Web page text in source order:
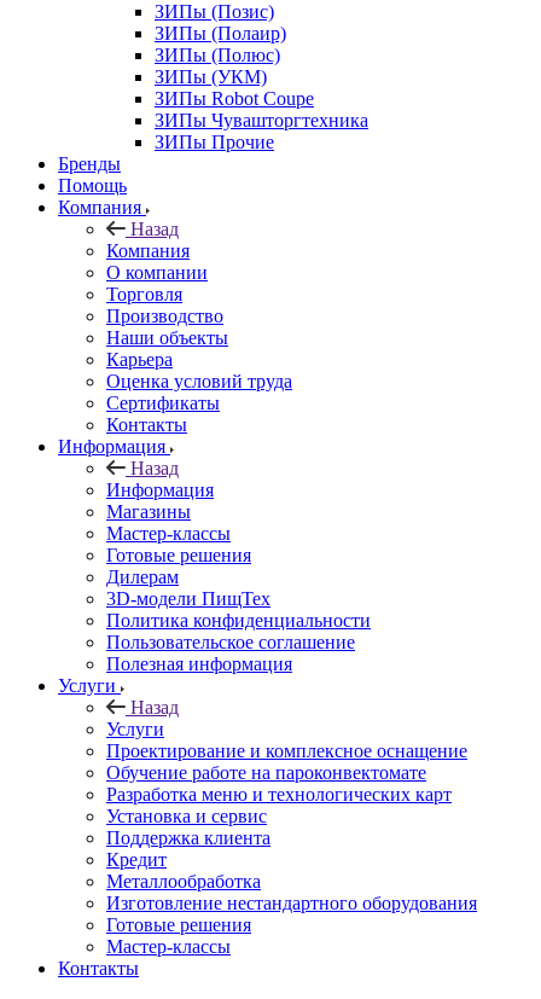
ЗИПы (Позис)
ЗИПы (Полаир)
ЗИПы (Полюс)
ЗИПы (УКМ)
ЗИПы Robot Coupe
ЗИПы Чувашторгтехника
ЗИПы Прочие
Бренды
Помощь
Компания
Назад
Компания
О компании
Торговля
Производство
Наши объекты
Карьера
Оценка условий труда
Сертификаты
Контакты
Информация
Назад
Информация
Магазины
Мастер-классы
Готовые решения
Дилерам
3D-модели ПищТех
Политика конфиденциальности
Пользовательское соглашение
Полезная информация
Услуги
Назад
Услуги
Проектирование и комплексное оснащение
Обучение работе на пароконвектомате
Разработка меню и технологических карт
Установка и сервис
Поддержка клиента
Кредит
Металлообработка
Изготовление нестандартного оборудования
Готовые решения
Мастер-классы
Контакты